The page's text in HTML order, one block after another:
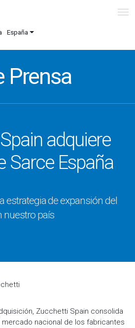
España
Prensa
adquiere
Sarce España
estrategia de expansión del
nuestro país
Zucchetti Spain consolida
mercado nacional de los fabricantes